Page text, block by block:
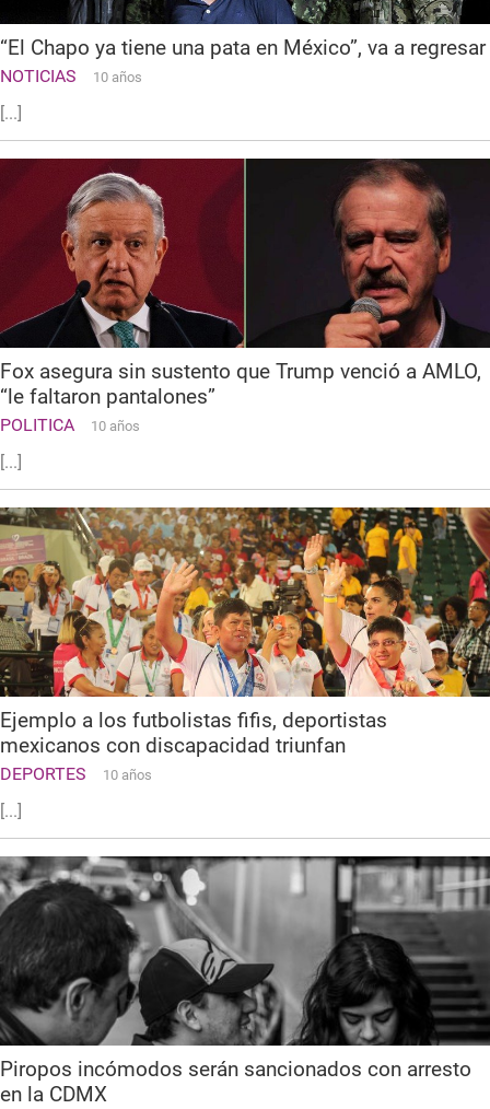
“El Chapo ya tiene una pata en México”, va a regresar
NOTICIAS 10 años
[...]
Fox asegura sin sustento que Trump venció a AMLO,
“le faltaron pantalones”
POLITICA 10 años
[...]
Ejemplo a los futbolistas fifis, deportistas
mexicanos con discapacidad triunfan
DEPORTES 10 años
[...]
Piropos incómodos serán sancionados con arresto
en la CDMX